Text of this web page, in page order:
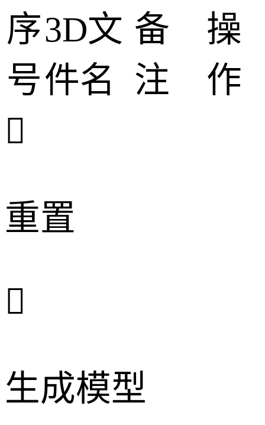
序
号
3D文
件名
备
注
操
作

重置

生成模型